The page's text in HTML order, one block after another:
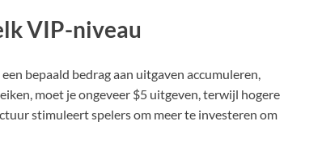
VIP-niveau
bepaald bedrag aan uitgaven accumuleren,
moet je ongeveer $5 uitgeven, terwijl hogere
stimuleert spelers om meer te investeren om